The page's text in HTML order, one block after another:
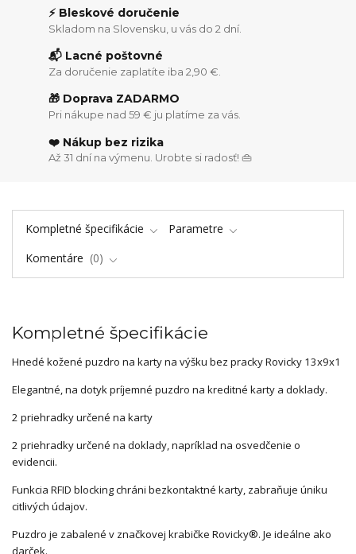
⚡ Bleskové doručenie
Skladom na Slovensku, u vás do 2 dní.
📬 Lacné poštovné
Za doručenie zaplatíte iba 2,90 €.
🎁 Doprava ZADARMO
Pri nákupe nad 59 € ju platíme za vás.
❤️ Nákup bez rizika
Až 31 dní na výmenu. Urobte si radosť! 👜
Kompletné špecifikácie
Parametre
Komentáre
0
Kompletné špecifikácie
Hnedé kožené puzdro na karty na výšku bez pracky Rovicky 13x9x1
Elegantné, na dotyk príjemné puzdro na kreditné karty a doklady.
2 priehradky určené na karty
2 priehradky určené na doklady, napríklad na osvedčenie o
evidencii.
Funkcia RFID blocking chráni bezkontaktné karty, zabraňuje úniku
citlivých údajov.
Puzdro je zabalené v značkovej krabičke Rovicky®. Je ideálne ako
darček.